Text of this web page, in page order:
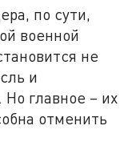
по сути,
военной
не
и
главное – их
отменить